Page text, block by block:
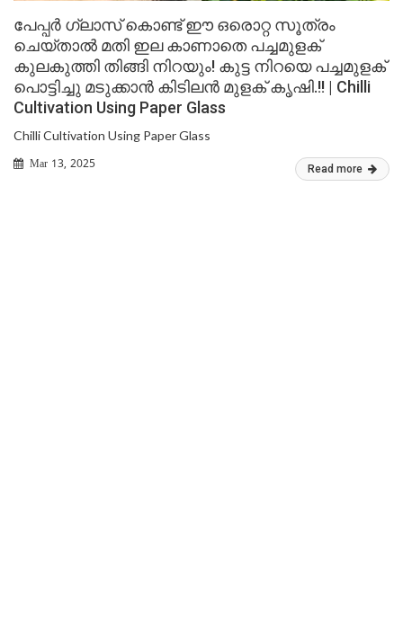
പേപ്പർ ഗ്ലാസ് കൊണ്ട് ഈ ഒരൊറ്റ സൂത്രം
ചെയ്താൽ മതി ഇല കാണാതെ പച്ചമുളക്
കുലകുത്തി തിങ്ങി നിറയും! കുട്ട നിറയെ പച്ചമുളക്
പൊട്ടിച്ചു മടുക്കാൻ കിടിലൻ മുളക് കൃഷി.!! | Chilli
Cultivation Using Paper Glass
Chilli Cultivation Using Paper Glass
Mar 13, 2025 Read more